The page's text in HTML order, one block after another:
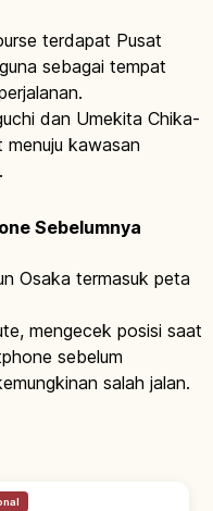
terdapat Pusat
sebagai tempat
dan Umekita Chika-
kawasan
Sebelumnya
Osaka termasuk peta
mengecek posisi saat
sebelum
salah jalan.